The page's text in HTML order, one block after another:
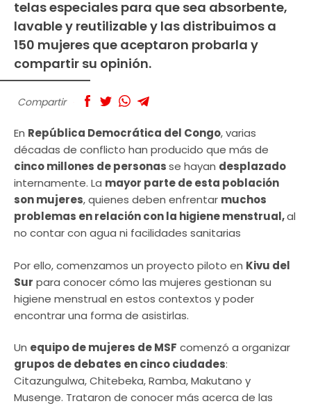
telas especiales para que sea absorbente,
lavable y reutilizable y las distribuimos a
150 mujeres que aceptaron probarla y
compartir su opinión.
Compartir
En República Democrática del Congo, varias
décadas de conflicto han producido que más de
cinco millones de personasse hayan desplazado
internamente. La mayor parte de esta población
son mujeres, quienes deben enfrentar muchos
problemas en relación con la higiene menstrual,al
no contar con agua ni facilidades sanitarias
Por ello, comenzamos un proyecto piloto en Kivu del
Sur para conocer cómo las mujeres gestionan su
higiene menstrual en estos contextos y poder
encontrar una forma de asistirlas.
Un equipo de mujeres de MSF comenzó a organizar
grupos de debates en cinco ciudades:
Citazungulwa, Chitebeka, Ramba, Makutano y
Musenge. Trataron de conocer más acerca de las